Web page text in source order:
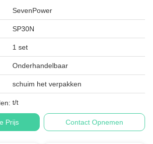
SevenPower
SP30N
1 set
Onderhandelbaar
schuim het verpakken
t/t
Prijs Contact Opnemen